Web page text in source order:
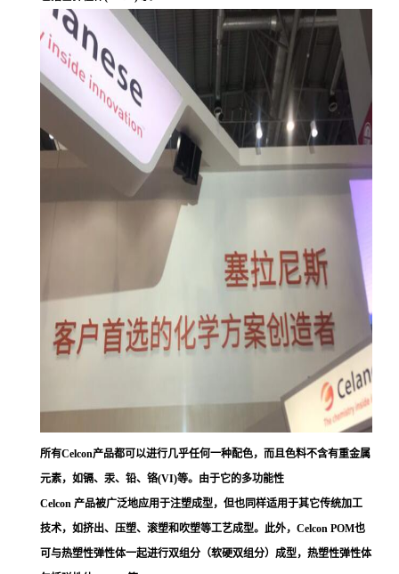
所有Celcon产品都可以进行几乎任何一种配色，而且色料不含有重金属
元素，如镉、汞、铅、铬(VI)等。由于它的多功能性
Celcon 产品被广泛地应用于注塑成型，但也同样适用于其它传统加工
技术，如挤出、压塑、滚塑和吹塑等工艺成型。此外，Celcon POM也
可与热塑性弹性体一起进行双组分（软硬双组分）成型，热塑性弹性体